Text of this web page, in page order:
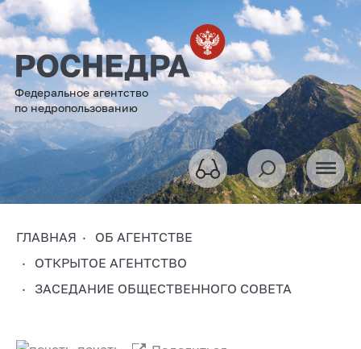
Федеральное агентство
по недропользованию
ГЛАВНАЯ
ОБ АГЕНТСТВЕ
ОТКРЫТОЕ АГЕНТСТВО
ЗАСЕДАНИЕ ОБЩЕСТВЕННОГО СОВЕТА